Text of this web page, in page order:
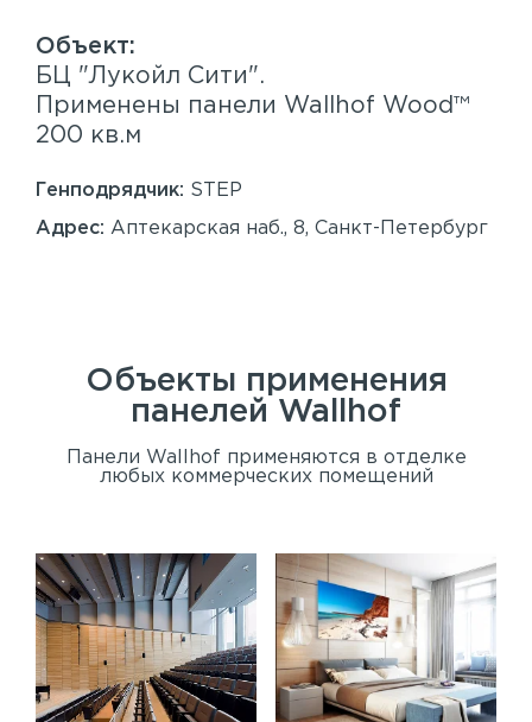
БЦ "Лукойл Сити".
Применены панели Wallhof Wood™
200 кв.м
Генподрядчик: STEP
Адрес: Аптекарская наб., 8, Санкт-Петербург
Объекты применения
панелей Wallhof
Панели Wallhof применяются в отделке
любых коммерческих помещений